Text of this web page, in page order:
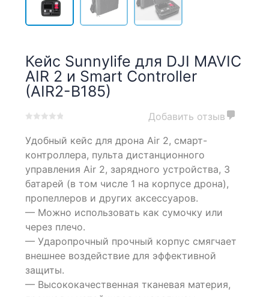
Кейс Sunnylife для DJI MAVIC
AIR 2 и Smart Controller
(AIR2-B185)
out
on
customer
ratings
Добавить отзыв
Удобный кейс для дрона Air 2, смарт-
контроллера, пульта дистанционного
управления Air 2, зарядного устройства, 3
батарей (в том числе 1 на корпусе дрона),
пропеллеров и других аксессуаров.
— Можно использовать как сумочку или
через плечо.
— Ударопрочный прочный корпус смягчает
внешнее воздействие для эффективной
защиты.
— Высококачественная тканевая материя,